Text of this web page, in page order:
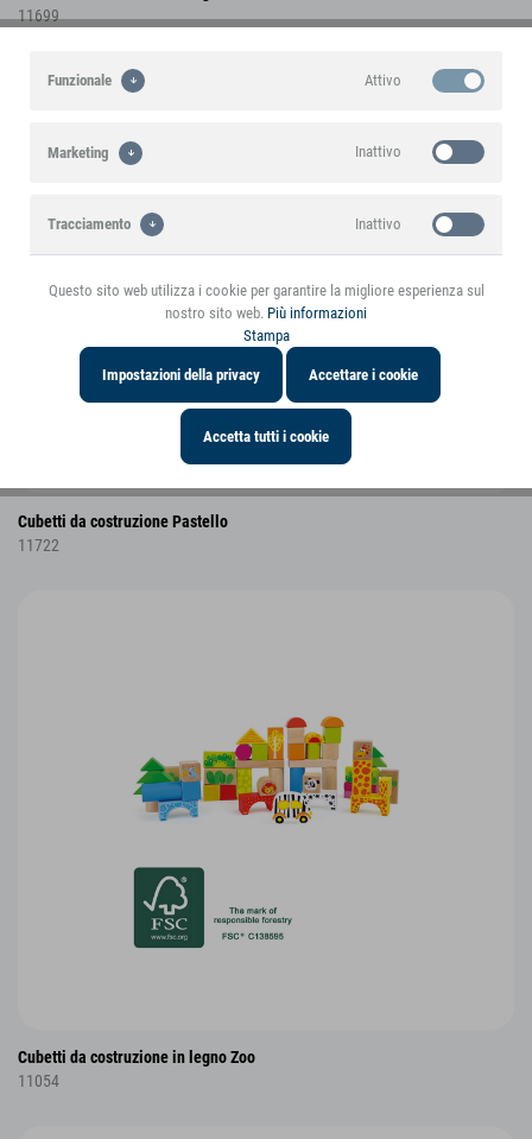
11699
Cubetti da costruzione Pastello
11722
Cubetti da costruzione in legno Zoo
11054
Funzionale Attivo
Marketing Inattivo
Tracciamento Inattivo
Questo sito web utilizza i cookie per garantire la migliore esperienza sul
nostro sito web. Più informazioni
Stampa
Impostazioni della privacy Accettare i cookie
Accetta tutti i cookie